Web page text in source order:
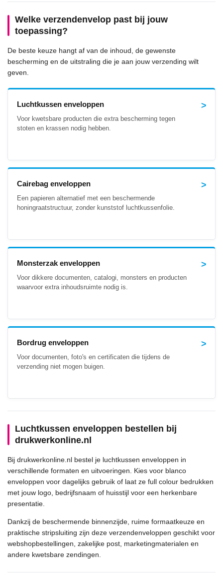
Welke verzendenvelop past bij jouw
toepassing?
De beste keuze hangt af van de inhoud, de gewenste
bescherming en de uitstraling die je aan jouw verzending wilt
geven.
Luchtkussen enveloppen
Voor kwetsbare producten die extra bescherming tegen
stoten en krassen nodig hebben.
Cairebag enveloppen
Een papieren alternatief met een beschermende
honingraatstructuur, zonder kunststof luchtkussenfolie.
Monsterzak enveloppen
Voor dikkere documenten, catalogi, monsters en producten
waarvoor extra inhoudsruimte nodig is.
Bordrug enveloppen
Voor documenten, foto's en certificaten die tijdens de
verzending niet mogen buigen.
Luchtkussen enveloppen bestellen bij
drukwerkonline.nl
Bij drukwerkonline.nl bestel je luchtkussen enveloppen in
verschillende formaten en uitvoeringen. Kies voor blanco
enveloppen voor dagelijks gebruik of laat ze full colour bedrukken
met jouw logo, bedrijfsnaam of huisstijl voor een herkenbare
presentatie.
Dankzij de beschermende binnenzijde, ruime formaatkeuze en
praktische stripsluiting zijn deze verzendenveloppen geschikt voor
webshopbestellingen, zakelijke post, marketingmaterialen en
andere kwetsbare zendingen.